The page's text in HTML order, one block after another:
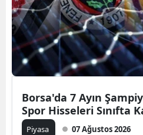
Borsa'da 7 Ayın
Spor Hisseleri Sınıfta
Piyasa 07 Ağustos 2026